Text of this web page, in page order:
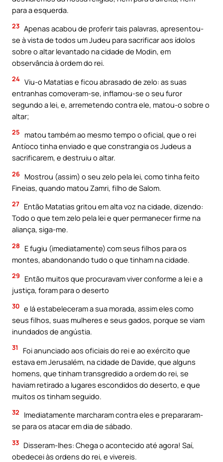
para a esquerda.
23 Apenas acabou de proferir tais palavras, apresentou-
se à vista de todos um Judeu para sacrificar aos ídolos
sobre o altar levantado na cidade de Modin, em
observância à ordem do rei.
24 Viu-o Matatias e ficou abrasado de zelo: as suas
entranhas comoveram-se, inflamou-se o seu furor
segundo a lei, e, arremetendo contra ele, matou-o sobre o
altar;
25
matou também ao mesmo tempo o oficial, que o rei
Antíoco tinha enviado e que constrangia os Judeus a
sacrificarem, e destruiu o altar.
26 Mostrou (assim) o seu zelo pela lei, como tinha feito
Fineias, quando matou Zamri, filho de Salom.
27 Então Matatias gritou em alta voz na cidade, dizendo:
Todo o que tem zelo pela lei e quer permanecer firme na
aliança, siga-me.
28
E fugiu (imediatamente) com seus filhos para os
montes, abandonando tudo o que tinham na cidade.
29
Então muitos que procuravam viver conforme a lei e a
justiça, foram para o deserto
30 e lá estabeleceram a sua morada, assim eles como
seus filhos, suas mulheres e seus gados, porque se viam
inundados de angústia.
31
Foi anunciado aos oficiais do rei e ao exército que
estava em Jerusalém, na cidade de Davide, que alguns
homens, que tinham transgredido a ordem do rei, se
haviam retirado a lugares escondidos do deserto, e que
muitos os tinham seguido.
32
Imediatamente marcharam contra eles e prepararam-
se para os atacar em dia de sábado.
33 Disseram-lhes: Chega o acontecido até agora! Saí,
obedecei às ordens do rei, e vivereis.